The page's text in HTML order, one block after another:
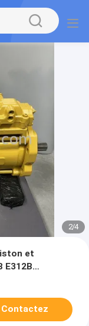
2/4
et
E312B
GID
Contactez